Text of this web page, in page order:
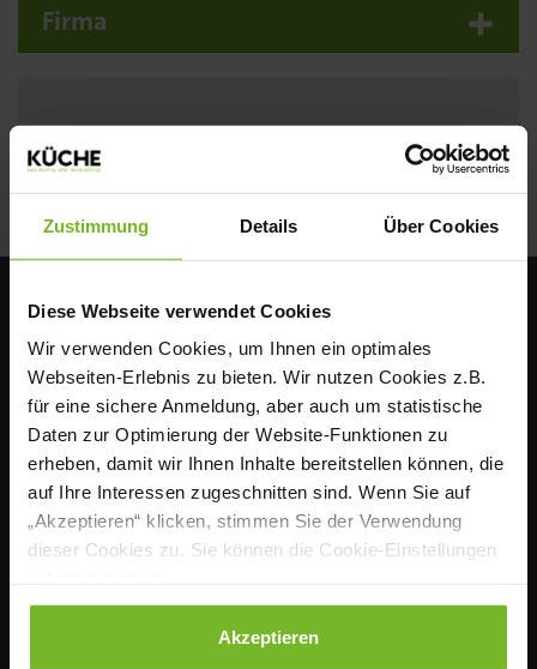
Zustimmung Details Über Cookies
Diese Webseite verwendet Cookies
Wir verwenden Cookies, um Ihnen ein optimales
Webseiten-Erlebnis zu bieten. Wir nutzen Cookies z.B.
für eine sichere Anmeldung, aber auch um statistische
Daten zur Optimierung der Website-Funktionen zu
erheben, damit wir Ihnen Inhalte bereitstellen können, die
auf Ihre Interessen zugeschnitten sind. Wenn Sie auf
„Akzeptieren“ klicken, stimmen Sie der Verwendung
dieser Cookies zu. Sie können die Cookie-Einstellungen
Datenschutzerklärung|Impressum
Akzeptieren
Firma
ÜBER UNS
Seit mehr als 142 Jahren ist KÜCHE, hrsg. vom
Verband der Köche Deutschlands e. V. (VKD), das
zentrale Sprachrohr der Profiköche in Deutschland.
Praxisnah, fundiert und nutzwertig informiert das
monatliche Fachmagazin Köchinnen und Köche in
der Individual-, Hotel-, Betriebs- sowie